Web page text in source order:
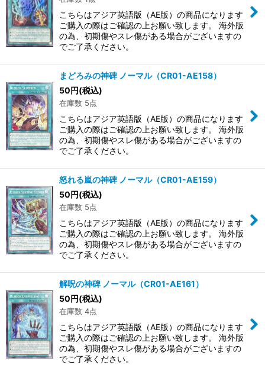
こちらはアジア英語版（AE版）の商品になります
ご購入の際はご確認の上お願い致します。 海外版
の為、初期傷やスレ傷がある場合がございますの
でご了承ください。
まどろみの神碑 ノーマル（CR01-AE158）
50円(税込)
在庫数 5点
こちらはアジア英語版（AE版）の商品になります
ご購入の際はご確認の上お願い致します。 海外版
の為、初期傷やスレ傷がある場合がございますの
でご了承ください。
怒れる嵐の神碑 ノーマル（CR01-AE159）
50円(税込)
在庫数 5点
こちらはアジア英語版（AE版）の商品になります
ご購入の際はご確認の上お願い致します。 海外版
の為、初期傷やスレ傷がある場合がございますの
でご了承ください。
解呪の神碑 ノーマル（CR01-AE161）
50円(税込)
在庫数 4点
こちらはアジア英語版（AE版）の商品になります
ご購入の際はご確認の上お願い致します。 海外版
の為、初期傷やスレ傷がある場合がございますの
でご了承ください。